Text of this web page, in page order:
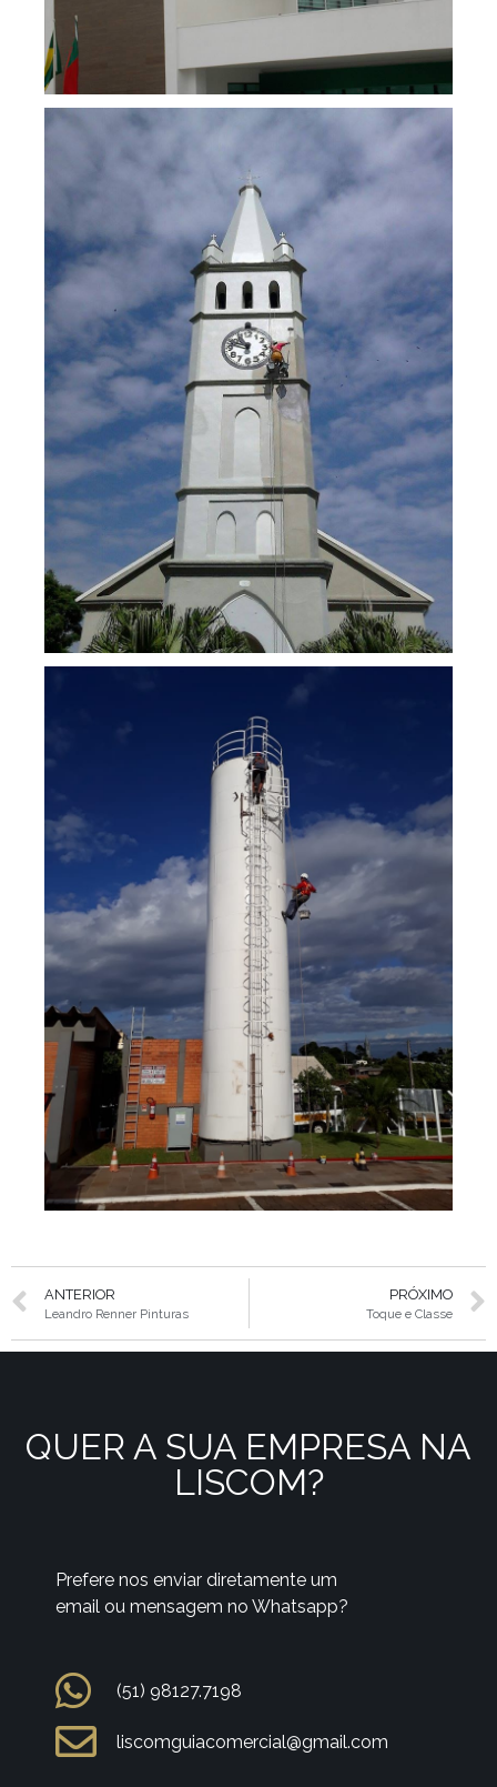
ANTERIOR
Leandro Renner Pinturas
PRÓXIMO
Toque e Classe
QUER A SUA EMPRESA NA
LISCOM?
Prefere nos enviar diretamente um
email ou mensagem no Whatsapp?
(51) 98127.7198
liscomguiacomercial@gmail.com